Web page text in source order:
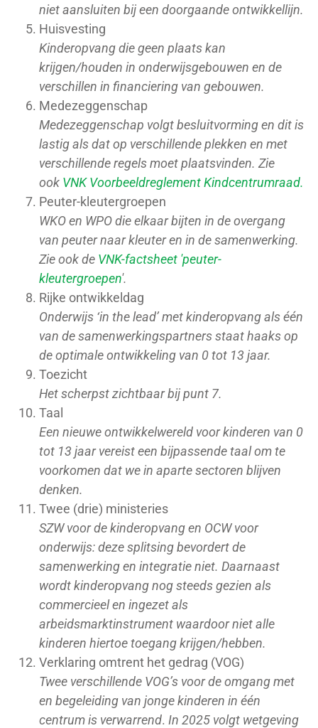
niet aansluiten bij een doorgaande ontwikkellijn.
Huisvesting
Kinderopvang die geen plaats kan
krijgen/houden in onderwijsgebouwen en de
verschillen in financiering van gebouwen.
Medezeggenschap
Medezeggenschap volgt besluitvorming en dit is
lastig als dat op verschillende plekken en met
verschillende regels moet plaatsvinden. Zie
ook VNK VoorbeeldreglementKindcentrumraad.
Peuter-kleutergroepen
WKO en WPO die elkaar bijten in de overgang
van peuter naar kleuter en in de samenwerking.
Zie ook de VNK-factsheet 'peuter-
kleutergroepen'.
Rijke ontwikkeldag
Onderwijs ‘in the lead’ met kinderopvang als één
van de samenwerkingspartners staat haaks op
de optimale ontwikkeling van 0 tot 13 jaar.
Toezicht
Het scherpst zichtbaar bij punt 7.
Taal
Een nieuwe ontwikkelwereld voor kinderen van 0
tot 13 jaar vereist een bijpassende taal om te
voorkomen dat we in aparte sectoren blijven
denken.
Twee (drie) ministeries
SZW voor de kinderopvang en OCW voor
onderwijs: deze splitsing bevordert de
samenwerking en integratie niet. Daarnaast
wordt kinderopvang nog steeds gezien als
commercieel en ingezet als
arbeidsmarktinstrument waardoor niet alle
kinderen hiertoe toegang krijgen/hebben.
Verklaring omtrent het gedrag (VOG)
Twee verschillende VOG’s voor de omgang met
en begeleiding van jonge kinderen in één
centrum is verwarrend. In 2025 volgt wetgeving